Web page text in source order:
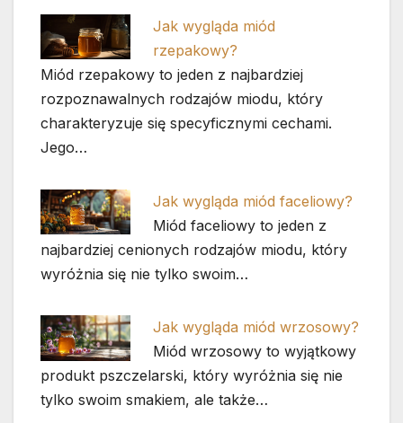
Jak wygląda miód
rzepakowy?
Miód rzepakowy to jeden z najbardziej
rozpoznawalnych rodzajów miodu, który
charakteryzuje się specyficznymi cechami.
Jego…
Jak wygląda miód faceliowy?
Miód faceliowy to jeden z
najbardziej cenionych rodzajów miodu, który
wyróżnia się nie tylko swoim…
Jak wygląda miód wrzosowy?
Miód wrzosowy to wyjątkowy
produkt pszczelarski, który wyróżnia się nie
tylko swoim smakiem, ale także…